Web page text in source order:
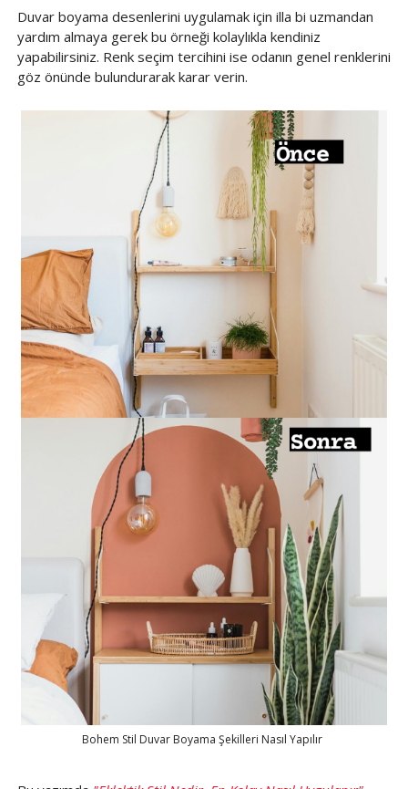
Duvar boyama desenlerini uygulamak için illa bi uzmandan
yardım almaya gerek bu örneği kolaylıkla kendiniz
yapabilirsiniz. Renk seçim tercihini ise odanın genel renklerini
göz önünde bulundurarak karar verin.
Bohem Stil Duvar Boyama Şekilleri Nasıl Yapılır